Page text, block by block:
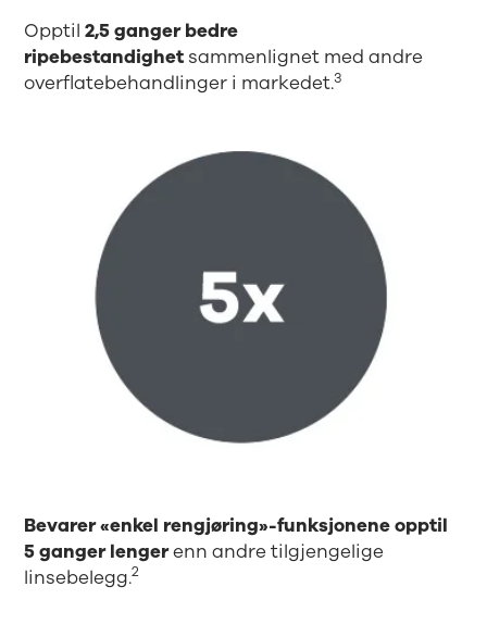
Opptil2,5 ganger bedre
ripebestandighetsammenlignet med andre
overflatebehandlinger i markedet.3
Bevarer «enkel rengjøring»-funksjonene opptil
5 ganger lengerenn andre tilgjengelige
linsebelegg.2